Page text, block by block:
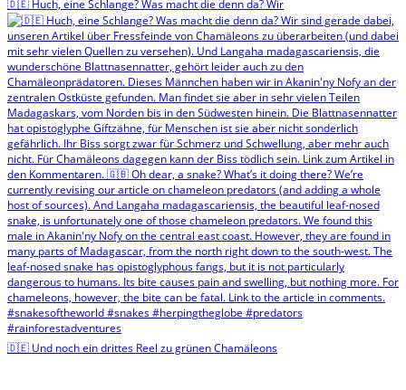
🇩🇪 Huch, eine Schlange? Was macht die denn da? Wir
🇩🇪 Und noch ein drittes Reel zu grünen Chamäleons